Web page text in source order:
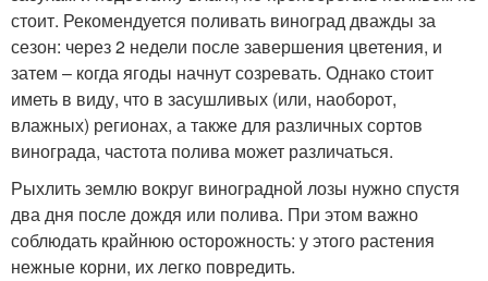
стоит. Рекомендуется поливать виноград дважды за
сезон: через 2 недели после завершения цветения, и
затем – когда ягоды начнут созревать. Однако стоит
иметь в виду, что в засушливых (или, наоборот,
влажных) регионах, а также для различных сортов
винограда, частота полива может различаться.
Рыхлить землю вокруг виноградной лозы нужно спустя
два дня после дождя или полива. При этом важно
соблюдать крайнюю осторожность: у этого растения
нежные корни, их легко повредить.